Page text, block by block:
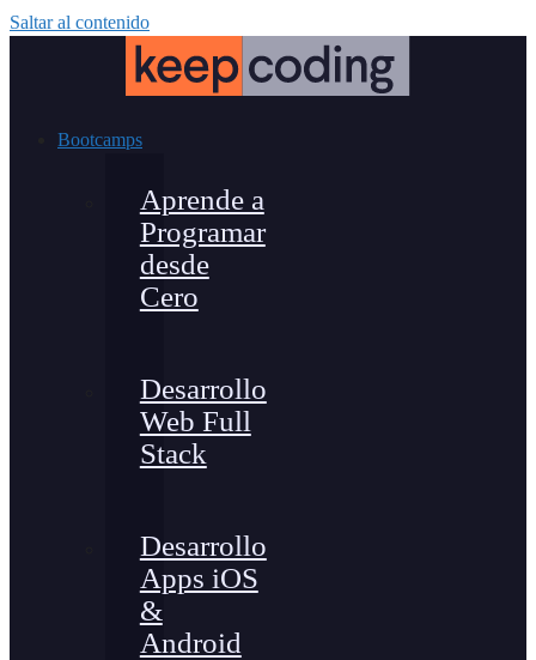
Saltar al contenido
Bootcamps
Aprende a
Programar
desde
Cero
Desarrollo
Web Full
Stack
Desarrollo
Apps iOS
&
Android